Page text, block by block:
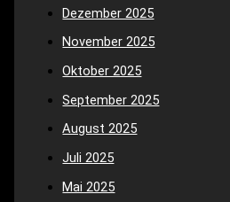
Dezember 2025
November 2025
Oktober 2025
September 2025
August 2025
Juli 2025
Mai 2025